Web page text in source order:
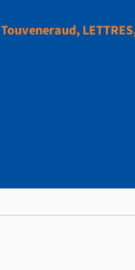
Touveneraud,